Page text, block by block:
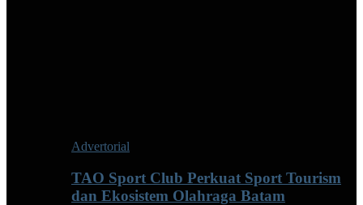
Advertorial
TAO Sport Club Perkuat Sport Tourism
dan Ekosistem Olahraga Batam